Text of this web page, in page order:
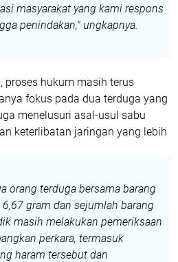
masyarakat yang kami respons
penindakan," ungkapnya.
proses hukum masih terus
fokus pada dua terduga yang
menelusuri asal-usul sabu
keterlibatan jaringan yang lebih
orang terduga bersama barang
gram dan sejumlah barang
masih melakukan pemeriksaan
perkara, termasuk
haram tersebut dan